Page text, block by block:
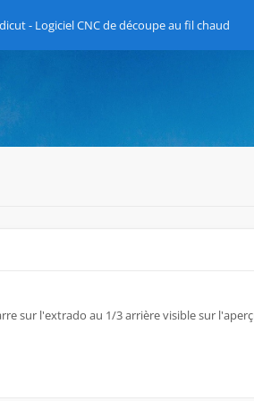
- Logiciel CNC de découpe au fil chaud
sur l'extrado au 1/3 arrière visible sur